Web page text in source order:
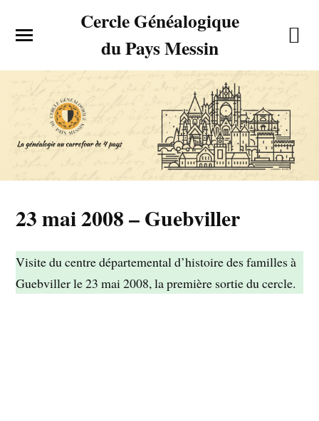
Cercle Généalogique
du Pays Messin
23 mai 2008 – Guebviller
Visite du centre départemental d’histoire des familles à
Guebviller le 23 mai 2008, la première sortie du cercle.